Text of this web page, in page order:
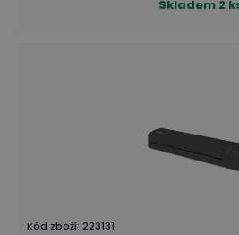
Skladem 2
Kód zboží: 223131